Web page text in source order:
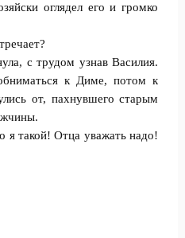
оглядел его и громко
с трудом узнав Василия.
к Диме, потом к
от, пахнувшего старым
я такой! Отца уважать надо!